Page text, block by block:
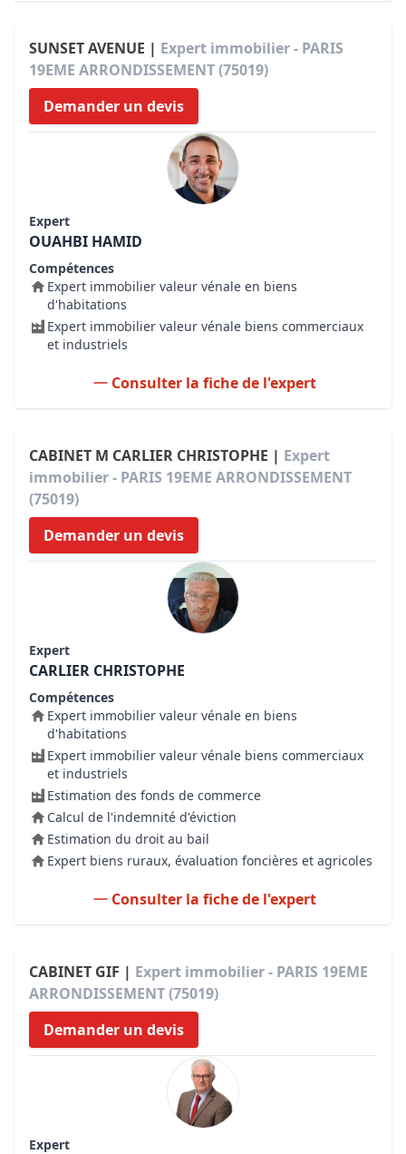
SUNSET AVENUE | Expert immobilier - PARIS
19EME ARRONDISSEMENT (75019)
Demander un devis
Expert
OUAHBI HAMID
Compétences
Expert immobilier valeur vénale en biens
d'habitations
Expert immobilier valeur vénale biens commerciaux
et industriels
Consulter la fiche de l'expert
CABINET M CARLIER CHRISTOPHE | Expert
immobilier - PARIS 19EME ARRONDISSEMENT
(75019)
Demander un devis
Expert
CARLIER CHRISTOPHE
Compétences
Expert immobilier valeur vénale en biens
d'habitations
Expert immobilier valeur vénale biens commerciaux
et industriels
Estimation des fonds de commerce
Calcul de l'indemnité d'éviction
Estimation du droit au bail
Expert biens ruraux, évaluation foncières et agricoles
Consulter la fiche de l'expert
CABINET GIF | Expert immobilier - PARIS 19EME
ARRONDISSEMENT (75019)
Demander un devis
Expert